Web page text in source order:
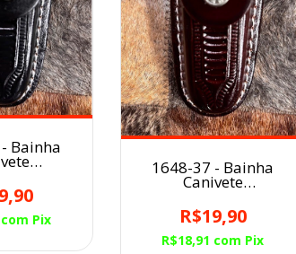
Bainha
com Pix
1648-37 - Bainha
Canivete
Couro
R$19,90
R$18,91 com Pix